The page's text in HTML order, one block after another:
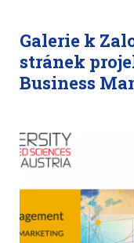
Galerie k
stránek
Business